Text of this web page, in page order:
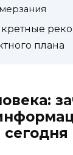
плана